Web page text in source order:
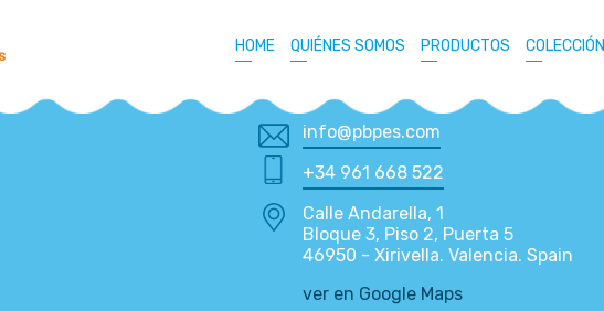
HOME QUIÉNES SOMOS PRODUCTOS COLECCIÓN
info@pbpes.com
+34 961 668 522
Calle Andarella, 1
Bloque 3, Piso 2, Puerta 5
46950 - Xirivella. Valencia. Spain
ver en Google Maps